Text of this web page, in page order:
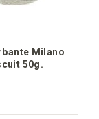
Milano
50g.